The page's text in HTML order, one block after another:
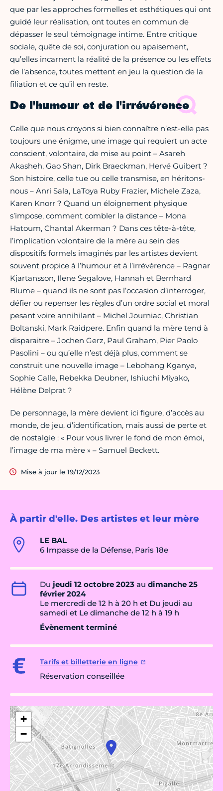
À partir d'elle. Des artistes et leur mère
LE BAL
6 Impasse de la Défense, Paris 18e
Du jeudi 12 octobre 2023 au dimanche 25
février 2024
Le mercredi de 12 h à 20 h et Du jeudi au
samedi et Le dimanche de 12 h à 19 h
Évènement terminé
Tarifs et billetterie en ligne
Réservation conseillée
+
−
que par les approches formelles et esthétiques qui ont
guidé leur réalisation, ont toutes en commun de
dépasser le seul témoignage intime. Entre critique
sociale, quête de soi, conjuration ou apaisement,
qu’elles incarnent la réalité de la présence ou les effets
de l’absence, toutes mettent en jeu la question de la
filiation et ce qu’il en reste.
De l'humour et de l'irrévérence
Celle que nous croyons si bien connaître n’est-elle pas
toujours une énigme, une image qui requiert un acte
conscient, volontaire, de mise au point – Asareh
Akasheh, Gao Shan, Dirk Braeckman, Hervé Guibert ?
Son histoire, celle tue ou celle transmise, en héritons-
nous – Anri Sala, LaToya Ruby Frazier, Michele Zaza,
Karen Knorr ? Quand un éloignement physique
s’impose, comment combler la distance – Mona
Hatoum, Chantal Akerman ? Dans ces tête-à-tête,
l’implication volontaire de la mère au sein des
dispositifs formels imaginés par les artistes devient
souvent propice à l’humour et à l’irrévérence – Ragnar
Kjartansson, Ilene Segalove, Hannah et Bernhard
Blume – quand ils ne sont pas l’occasion d’interroger,
défier ou repenser les règles d’un ordre social et moral
pesant voire annihilant – Michel Journiac, Christian
Boltanski, Mark Raidpere. Enfin quand la mère tend à
disparaitre – Jochen Gerz, Paul Graham, Pier Paolo
Pasolini – ou qu’elle n’est déjà plus, comment se
construit une nouvelle image – Lebohang Kganye,
Sophie Calle, Rebekka Deubner, Ishiuchi Miyako,
Hélène Delprat ?
De personnage, la mère devient ici figure, d’accès au
monde, de jeu, d’identification, mais aussi de perte et
de nostalgie : « Pour vous livrer le fond de mon émoi,
l’image de ma mère » – Samuel Beckett.
Mise à jour le 19/12/2023